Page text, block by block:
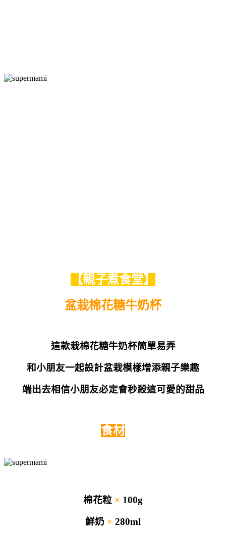
【親子煮食堂】
盆栽棉花糖牛奶杯
這款栽棉花糖牛奶杯簡單易弄
和小朋友一起設計盆栽模樣增添親子樂趣
端出去相信小朋友必定會秒殺這可愛的甜品
食材
棉花粒 × 100g
鮮奶 × 280ml